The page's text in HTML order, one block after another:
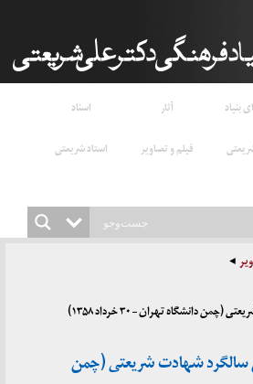
بنیاد آثار
اسناد
فیلم و تصاویر
استاد شریعتی
دانشگاه تهران – ۳۰ خرداد ۱۳۵۸)
سالگرد شهادت شریعتی (چمن